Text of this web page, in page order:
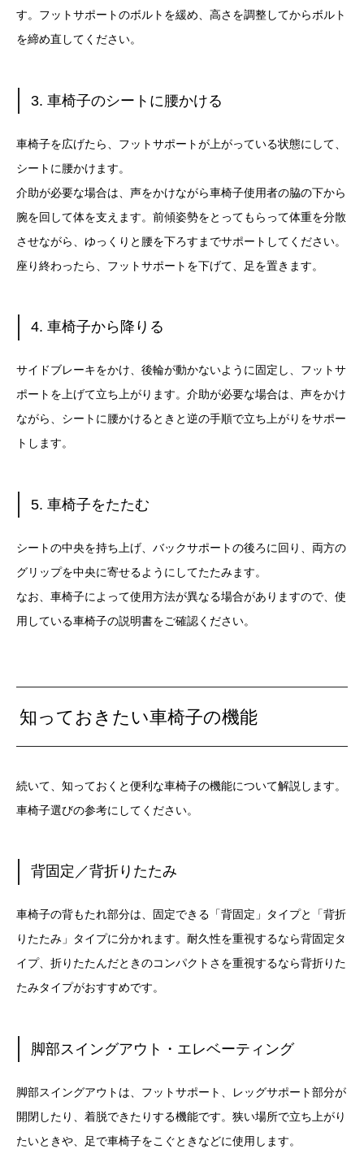
す。フットサポートのボルトを緩め、高さを調整してからボルト
を締め直してください。
3. 車椅子のシートに腰かける
車椅子を広げたら、フットサポートが上がっている状態にして、
シートに腰かけます。
介助が必要な場合は、声をかけながら車椅子使用者の脇の下から
腕を回して体を支えます。前傾姿勢をとってもらって体重を分散
させながら、ゆっくりと腰を下ろすまでサポートしてください。
座り終わったら、フットサポートを下げて、足を置きます。
4. 車椅子から降りる
サイドブレーキをかけ、後輪が動かないように固定し、フットサ
ポートを上げて立ち上がります。介助が必要な場合は、声をかけ
ながら、シートに腰かけるときと逆の手順で立ち上がりをサポー
トします。
5. 車椅子をたたむ
シートの中央を持ち上げ、バックサポートの後ろに回り、両方の
グリップを中央に寄せるようにしてたたみます。
なお、車椅子によって使用方法が異なる場合がありますので、使
用している車椅子の説明書をご確認ください。
知っておきたい車椅子の機能
続いて、知っておくと便利な車椅子の機能について解説します。
車椅子選びの参考にしてください。
背固定／背折りたたみ
車椅子の背もたれ部分は、固定できる「背固定」タイプと「背折
りたたみ」タイプに分かれます。耐久性を重視するなら背固定タ
イプ、折りたたんだときのコンパクトさを重視するなら背折りた
たみタイプがおすすめです。
脚部スイングアウト・エレベーティング
脚部スイングアウトは、フットサポート、レッグサポート部分が
開閉したり、着脱できたりする機能です。狭い場所で立ち上がり
たいときや、足で車椅子をこぐときなどに使用します。